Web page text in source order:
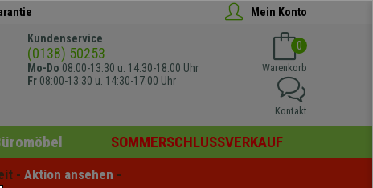
Mein Konto
Kundenservice
(0138) 50253
Mo-Do 08:00-13:30 u. 14:30-18:00 Uhr
Fr 08:00-13:30 u. 14:30-17:00 Uhr
0
Warenkorb
Kontakt
SOMMERSCHLUSSVERKAUF
- Aktion ansehen -